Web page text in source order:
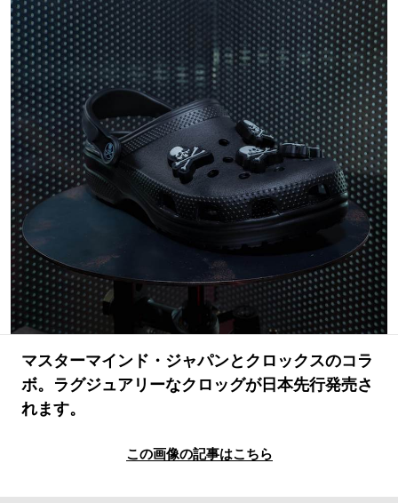
#GH 銘品の所以 #フイナムのYouTube
#Commune H #FOCUS IT #AH.H
#ととけん #FASHION #MUSIC #MOVIE
#LIFESTYLE #SNEAKER #OUTDOOR
#SPORTS #HANDSOME HANDBOOK
マスターマインド・ジャパンとクロックスのコラ
ボ。ラグジュアリーなクロッグが日本先行発売さ
れます。
この画像の記事はこちら